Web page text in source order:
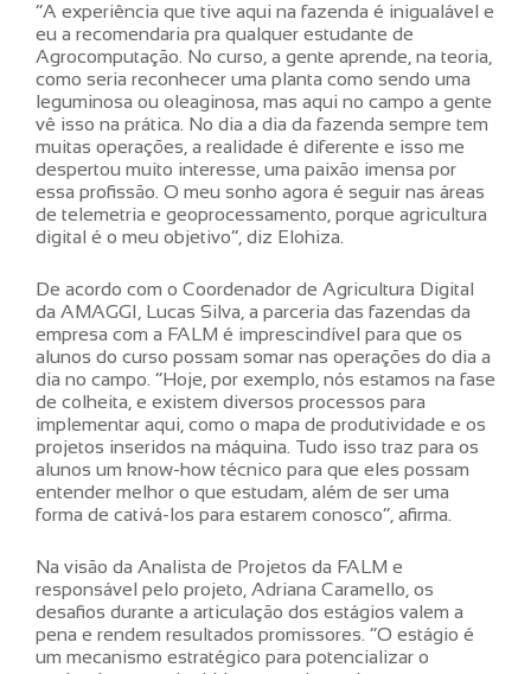
“A experiência que tive aqui na fazenda é inigualável e
eu a recomendaria pra qualquer estudante de
Agrocomputação. No curso, a gente aprende, na teoria,
como seria reconhecer uma planta como sendo uma
leguminosa ou oleaginosa, mas aqui no campo a gente
vê isso na prática. No dia a dia da fazenda sempre tem
muitas operações, a realidade é diferente e isso me
despertou muito interesse, uma paixão imensa por
essa profissão. O meu sonho agora é seguir nas áreas
de telemetria e geoprocessamento, porque agricultura
digital é o meu objetivo”, diz Elohiza.
De acordo com o Coordenador de Agricultura Digital
da AMAGGI, Lucas Silva, a parceria das fazendas da
empresa com a FALM é imprescindível para que os
alunos do curso possam somar nas operações do dia a
dia no campo. “Hoje, por exemplo, nós estamos na fase
de colheita, e existem diversos processos para
implementar aqui, como o mapa de produtividade e os
projetos inseridos na máquina. Tudo isso traz para os
alunos um know-how técnico para que eles possam
entender melhor o que estudam, além de ser uma
forma de cativá-los para estarem conosco”, afirma.
Na visão da Analista de Projetos da FALM e
responsável pelo projeto, Adriana Caramello, os
desafios durante a articulação dos estágios valem a
pena e rendem resultados promissores. “O estágio é
um mecanismo estratégico para potencializar o